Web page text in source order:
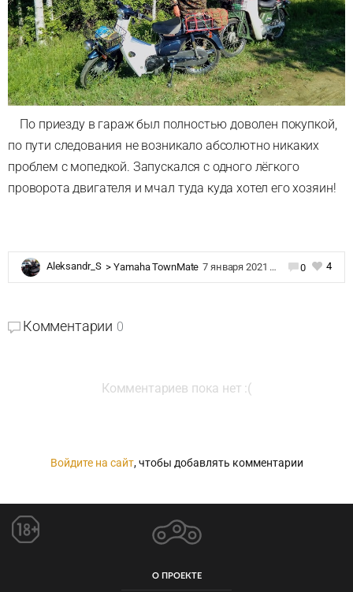
По приезду в гараж был полностью доволен покупкой,
по пути следования не возникало абсолютно никаких
проблем с мопедкой. Запускался с одного лёгкого
проворота двигателя и мчал туда куда хотел его хозяин!
Aleksandr_S >Yamaha TownMate 7 января 2021 в 09:13 0 4
Комментарии 0
Комментариев пока нет :(
Войдите на сайт, чтобы добавлять комментарии
О ПРОЕКТЕ